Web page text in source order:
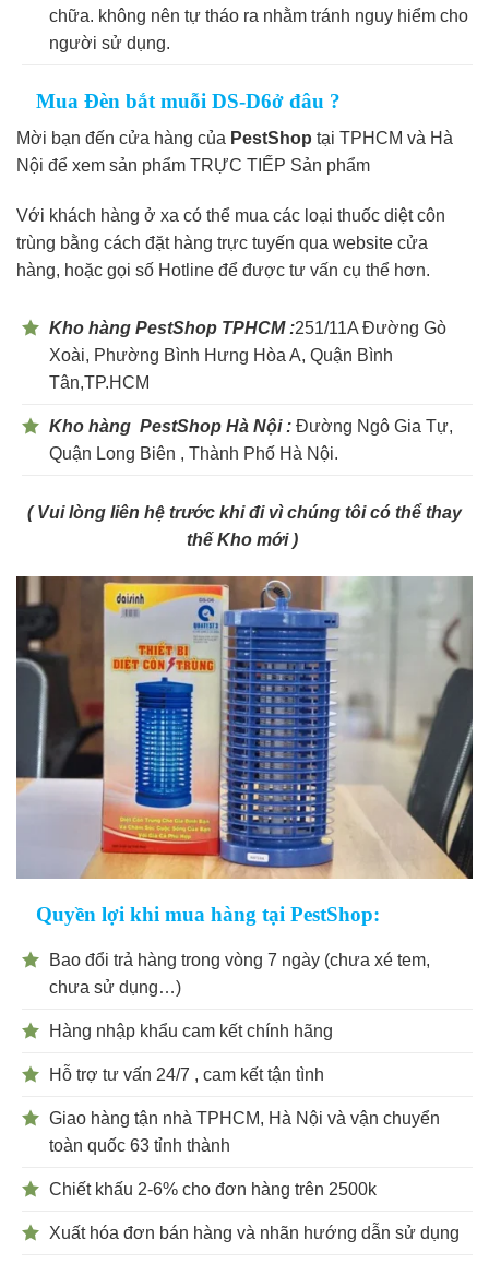
chữa. không nên tự tháo ra nhằm tránh nguy hiểm cho
người sử dụng.
Mua Đèn bắt muỗi DS-D6ở đâu ?
Mời bạn đến cửa hàng của PestShop tại TPHCM và Hà
Nội để xem sản phẩm TRỰC TIẾP Sản phẩm
Với khách hàng ở xa có thể mua các loại thuốc diệt côn
trùng bằng cách đặt hàng trực tuyến qua website cửa
hàng, hoặc gọi số Hotline để được tư vấn cụ thể hơn.
Kho hàng PestShop TPHCM :251/11A Đường Gò
Xoài, Phường Bình Hưng Hòa A, Quận Bình
Tân,TP.HCM
Kho hàng PestShop Hà Nội : Đường Ngô Gia Tự,
Quận Long Biên , Thành Phố Hà Nội.
( Vui lòng liên hệ trước khi đi vì chúng tôi có thể thay
thế Kho mới )
Quyền lợi khi mua hàng tại PestShop:
Bao đổi trả hàng trong vòng 7 ngày (chưa xé tem,
chưa sử dụng…)
Hàng nhập khẩu cam kết chính hãng
Hỗ trợ tư vấn 24/7 , cam kết tận tình
Giao hàng tận nhà TPHCM, Hà Nội và vận chuyển
toàn quốc 63 tỉnh thành
Chiết khấu 2-6% cho đơn hàng trên 2500k
Xuất hóa đơn bán hàng và nhãn hướng dẫn sử dụng